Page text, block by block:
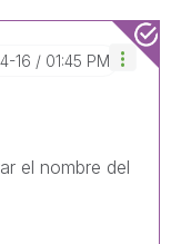
16 01:45 PM
el nombre del